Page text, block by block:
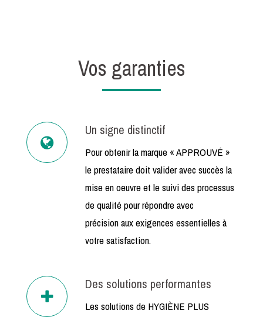
Vos garanties
Un signe distinctif
Pour obtenir la marque « APPROUVÉ »
le prestataire doit valider avec succès la
mise en oeuvre et le suivi des processus
de qualité pour répondre avec
précision aux exigences essentielles à
votre satisfaction.
Des solutions performantes
Les solutions de HYGIÈNE PLUS